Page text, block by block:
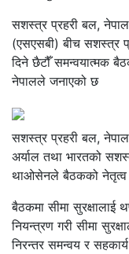
सशस्त्र प्रहरी बल,
(एसएसबी) बीच सशस्त्र
दिने छैटौँ समन्वयात्मक
नेपालले जनाएको छ
सशस्त्र प्रहरी बल,
अर्याल तथा भारतको
थाओसेनले बैठकको नेतृत्व
बैठकमा सीमा सुरक्षालाई
नियन्त्रण गरी सीमा
निरन्तर समन्वय र